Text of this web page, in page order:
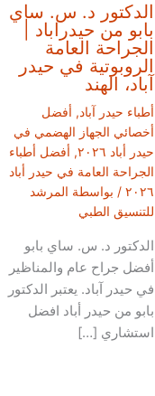
الدكتور د. س. ساي
بابو من حيدراباد |
الجراحة العامة
الروبوتية في حيدر
آباد، الهند
أطباء حيدر آباد, أفضل
أخصائي الجهاز الهضمي في
حيدر أباد ٢٠٢٦
, أفضل أطباء
الجراحة العامة في حيدر أباد
٢٠٢٦ / بواسطة المرشد
للتنسيق الطبي
الدكتور د. س. ساي بابو
أفضل جراح عام والمناظير
في حيدر آباد. يعتبر الدكتور
بابو من حيدر أباد افضل
استشاري […]